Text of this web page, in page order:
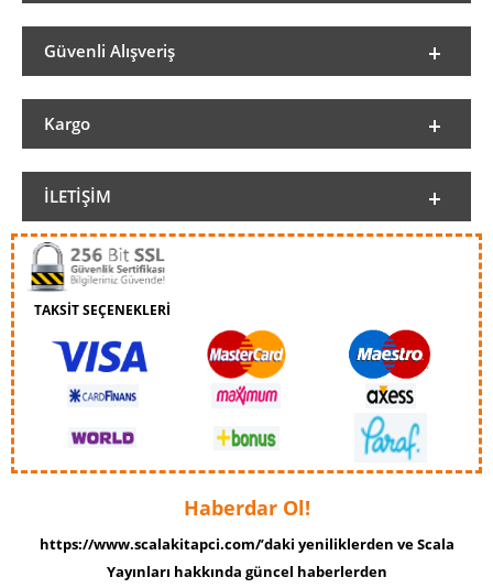
Güvenli Alışveriş
Kargo
İLETIŞIM
TAKSİT SEÇENEKLERİ
Haberdar Ol!
https://www.scalakitapci.com/’daki yeniliklerden ve Scala
Yayınları hakkında güncel haberlerden